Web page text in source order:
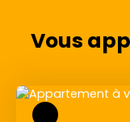
Vous